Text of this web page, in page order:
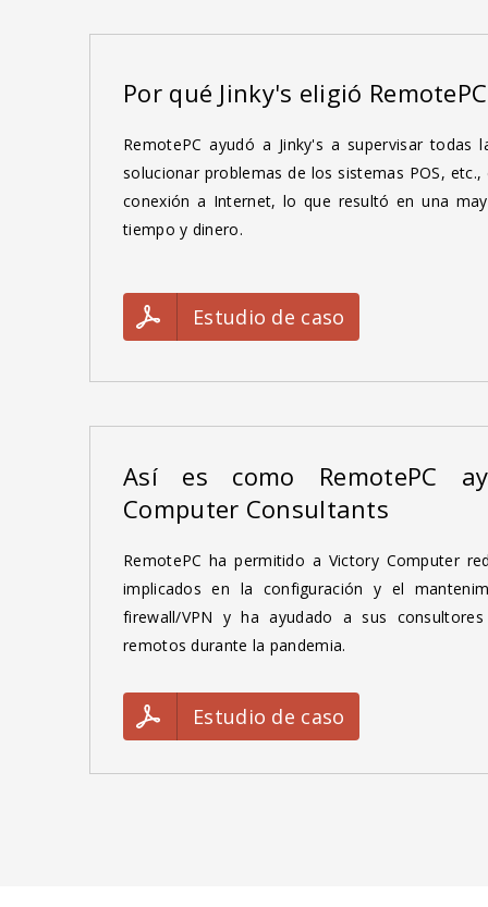
Por qué Jinky's eligió RemotePC
RemotePC ayudó a Jinky's a supervisar todas
solucionar problemas de los sistemas POS,
conexión a Internet, lo que resultó en una
tiempo y dinero.
Estudio de caso
Así es como RemotePC
Computer Consultants
RemotePC ha permitido a Victory Computer
implicados en la configuración y el
firewall/VPN y ha ayudado a sus
remotos durante la pandemia.
Estudio de caso